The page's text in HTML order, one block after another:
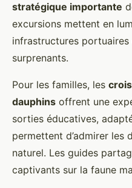
stratégique importante
excursions mettent en
infrastructures portuaires
surprenants.
Pour les familles, les
dauphins offrent une
sorties éducatives,
permettent d’admirer les
naturel. Les guides
captivants sur la faune